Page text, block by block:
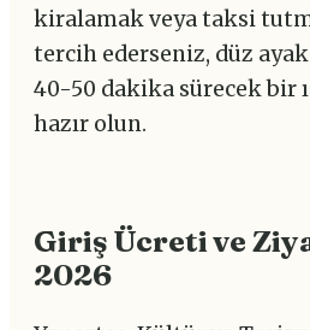
kiralamak veya taksi
tercih ederseniz, düz
40-50 dakika sürecek bir
hazır olun.
Giriş Ücreti ve
2026